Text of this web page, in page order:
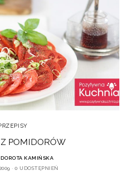
POMIDORÓW
DOROTA KAMIŃSKA
0 UDOSTĘPNIEŃ